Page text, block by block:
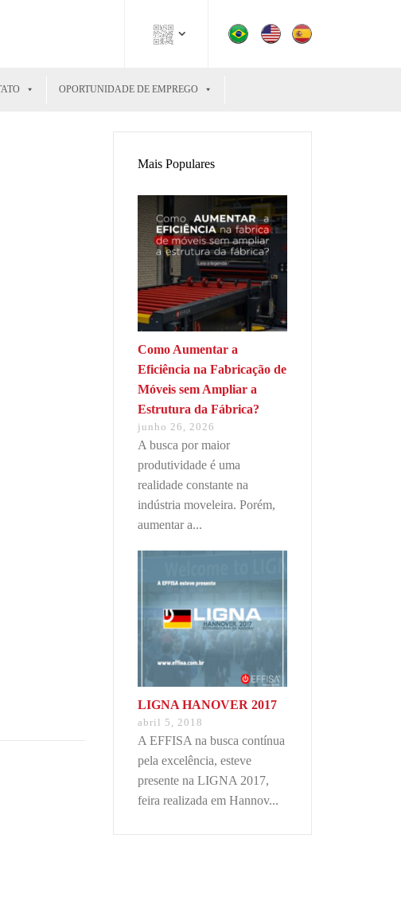
OPORTUNIDADE DE EMPREGO
Mais Populares
Como Aumentar a
Eficiência na Fabricação de
Móveis sem Ampliar a
Estrutura da Fábrica?
junho 26, 2026
A busca por maior
produtividade é uma
realidade constante na
indústria moveleira. Porém,
aumentar a...
LIGNA HANOVER 2017
abril 5, 2018
A EFFISA na busca contínua
pela excelência, esteve
presente na LIGNA 2017,
feira realizada em Hannov...